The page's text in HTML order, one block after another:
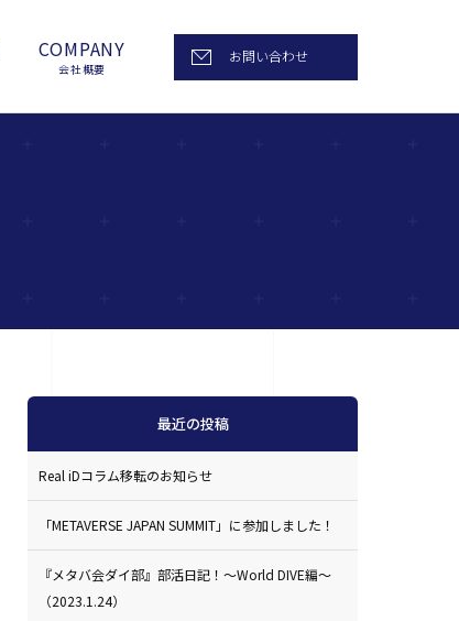
COMPANY
会社概要
お問い合わせ
最近の投稿
Real iDコラム移転のお知らせ
「METAVERSE JAPAN SUMMIT」に参加しました！
『メタバ会ダイ部』部活日記！〜World DIVE編〜
（2023.1.24）